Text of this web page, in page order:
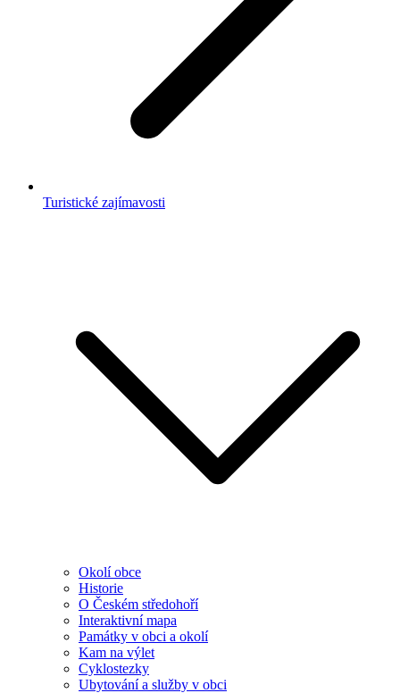
Turistické zajímavosti
Okolí obce
Historie
O Českém středohoří
Interaktivní mapa
Památky v obci a okolí
Kam na výlet
Cyklostezky
Ubytování a služby v obci